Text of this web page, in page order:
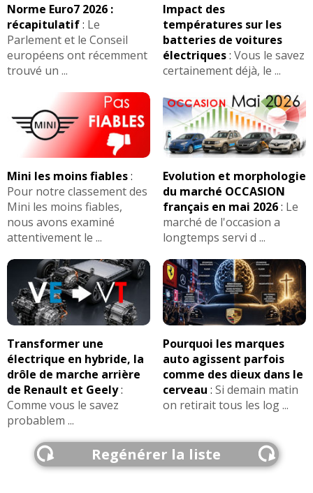
Norme Euro7 2026 :
récapitulatif: Le
Parlement et le Conseil
européens ont récemment
trouvé un ...
Impact des
températures sur les
batteries de voitures
électriques: Vous le savez
certainement déjà, le ...
Mini les moins fiables:
Pour notre classement des
Mini les moins fiables,
nous avons examiné
attentivement le ...
Evolution et morphologie
du marché OCCASION
français en mai 2026: Le
marché de l'occasion a
longtemps servi d ...
Transformer une
électrique en hybride, la
drôle de marche arrière
de Renault et Geely:
Comme vous le savez
probablem ...
Pourquoi les marques
auto agissent parfois
comme des dieux dans le
cerveau : Si demain matin
on retirait tous les log ...
Regénérer la liste